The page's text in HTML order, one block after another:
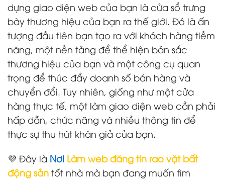
dựng giao diện web của bạn là cửa sổ trưng
bày thương hiệu của bạn ra thế giới. Đó là ấn
tượng đầu tiên bạn tạo ra với khách hàng tiềm
năng, một nền tảng để thể hiện bản sắc
thương hiệu của bạn và một công cụ quan
trọng để thúc đẩy doanh số bán hàng và
chuyển đổi. Tuy nhiên, giống như một cửa
hàng thực tế, một làm giao diện web cần phải
hấp dẫn, chức năng và nhiều thông tin để
thực sự thu hút khán giả của bạn.
💜 Đây là Nơi Làm web đăng tin rao vặt bất
động sản tốt nhà mà bạn đang muốn tìm